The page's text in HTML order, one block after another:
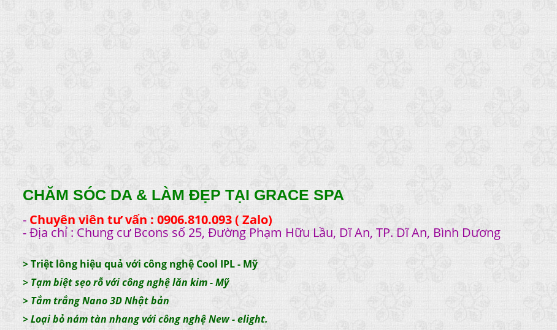
CHĂM SÓC DA & LÀM ĐẸP TẠI GRACE SPA
- Chuyên viên tư vấn : 0906.810.093 ( Zalo)
- Địa chỉ : Chung cư Bcons số 25, Đường Phạm Hữu Lầu, Dĩ An, TP. Dĩ An, Bình Dương
>Triệt lông hiệu quả với công nghệ Cool IPL - Mỹ
> Tạm biệt sẹo rỗ với công nghệ lăn kim - Mỹ
> Tắm trắng Nano 3D Nhật bản
>Loại bỏ nám tàn nhang với công nghệ New - elight.